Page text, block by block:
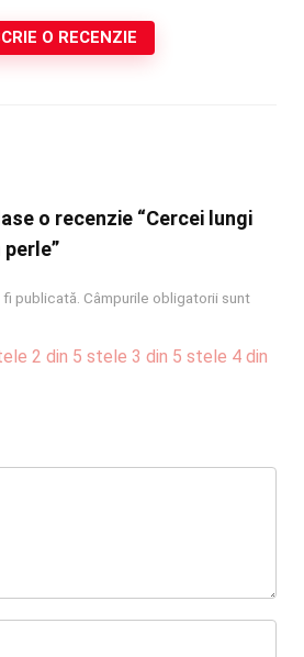
O RECENZIE
o recenzie “Cercei lungi
publicată. Câmpurile obligatorii sunt
2 din 5 stele 3 din 5 stele 4 din